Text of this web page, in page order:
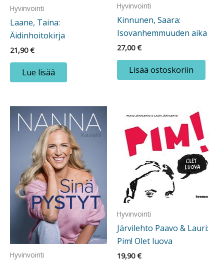
Hyvinvointi
Laane, Taina:
Äidinhoitokirja
21,90€
Lue lisää
Hyvinvointi
Kinnunen, Saara:
Isovanhemmuuden aika
27,00€
Lisää ostoskoriin
Hyvinvointi
Hyvinvointi
Järvilehto Paavo & Lauri:
Pim! Olet luova
19,90€